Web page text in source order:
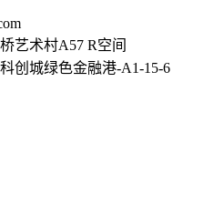
艺术村A57 R空间
创城绿色金融港-A1-15-6